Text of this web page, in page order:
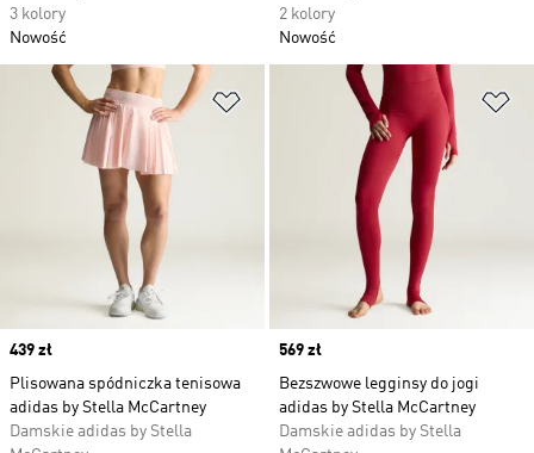
3 kolory
Nowość
2 kolory
Nowość
Dodaj do listy życzeń
Price
439 zł
Plisowana spódniczka tenisowa
adidas by Stella McCartney
Damskie adidas by Stella
Price
569 zł
Bezszwowe legginsy do jogi
adidas by Stella McCartney
Damskie adidas by Stella